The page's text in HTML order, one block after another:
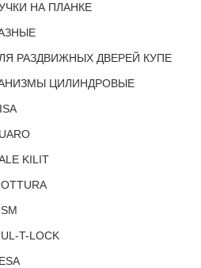
НА ПЛАНКЕ
РАЗДВИЖНЫХ ДВЕРЕЙ КУПЕ
ЦИЛИНДРОВЫЕ
KILIT
T-LOCK